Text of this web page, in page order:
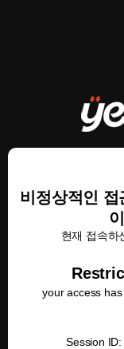
비정상적인
현재 접속하
your access
Session